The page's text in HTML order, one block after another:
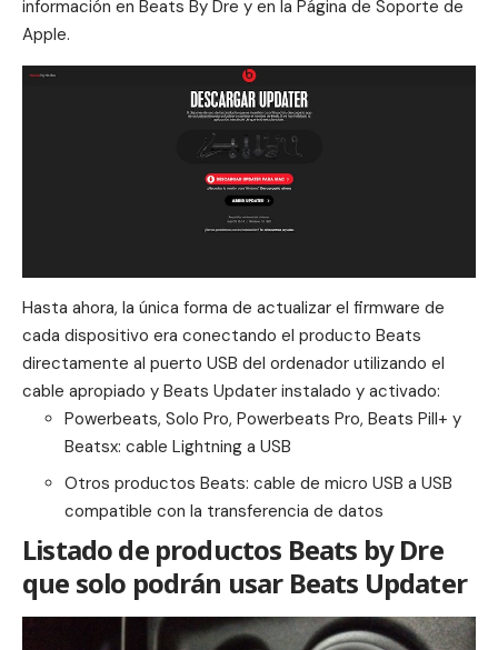
información en Beats By Dre y en la Página de Soporte de
Apple.
Hasta ahora, la única forma de actualizar el firmware de
cada dispositivo era conectando el producto Beats
directamente al puerto USB del ordenador utilizando el
cable apropiado y Beats Updater instalado y activado:
Powerbeats, Solo Pro, Powerbeats Pro, Beats Pill+ y
Beatsx: cable Lightning a USB
Otros productos Beats: cable de micro USB a USB
compatible con la transferencia de datos
Listado de productos Beats by Dre
que solo podrán usar Beats Updater